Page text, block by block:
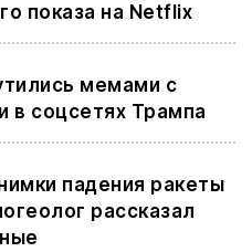
показа на Netflix
мемами с
в соцсетях Трампа
падения ракеты
рассказал